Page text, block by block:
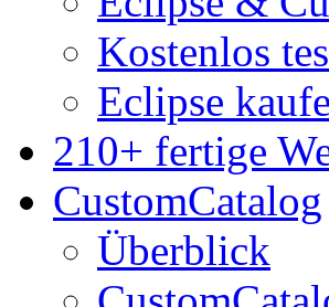
Kostenlos
Eclipse
210+ fertige
CustomCatalog
Überblick